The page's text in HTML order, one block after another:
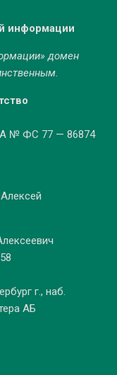
информации
домен
№ ФС 77 — 86874
г., наб.
АБ